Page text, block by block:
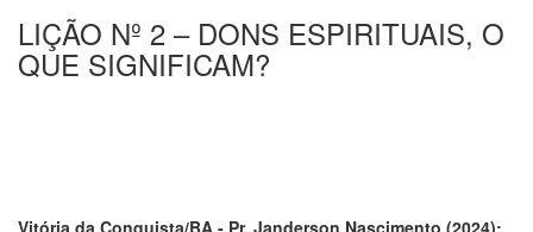
LIÇÃO Nº 2 – DONS ESPIRITUAIS, O
QUE SIGNIFICAM?